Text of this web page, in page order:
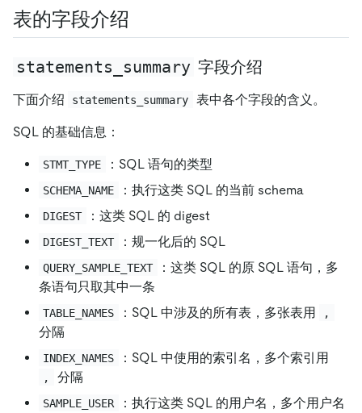
表的字段介绍
statements_summary 字段介绍
下面介绍 statements_summary 表中各个字段的含义。
SQL 的基础信息：
STMT_TYPE ：SQL 语句的类型
SCHEMA_NAME ：执行这类 SQL 的当前 schema
DIGEST ：这类 SQL 的 digest
DIGEST_TEXT ：规一化后的 SQL
QUERY_SAMPLE_TEXT
：这类 SQL 的原 SQL 语句，多
条语句只取其中一条
TABLE_NAMES ：SQL 中涉及的所有表，多张表用 ,
分隔
INDEX_NAMES ：SQL 中使用的索引名，多个索引用
, 分隔
SAMPLE_USER
：执行这类 SQL 的用户名，多个用户名